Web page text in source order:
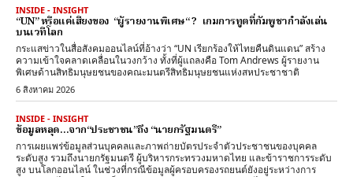
INSIDE - INSIGHT
“UN” หรือแค่เสียงของ “ผู้รายงานพิเศษ“ ? เกมการทูตที่กัมพูชากำลังเล่น
บนเวทีโลก
กระแสข่าวในสื่อสังคมออนไลน์ที่อ้างว่า “UN เรียกร้องให้ไทยคืนดินแดน” สร้าง
ความเข้าใจคลาดเคลื่อนในวงกว้าง ทั้งที่ผู้แถลงคือ Tom Andrews ผู้รายงาน
พิเศษด้านสิทธิมนุษยชนของคณะมนตรีสิทธิมนุษยชนแห่งสหประชาชาติ
6 สิงหาคม 2026
INSIDE - INSIGHT
ข้อมูลหลุด…จาก“ประชาชน”ถึง “นายกรัฐมนตรี”
การเผยแพร่ข้อมูลส่วนบุคคลและภาพถ่ายบัตรประจำตัวประชาชนของบุคคล
ระดับสูง รวมถึงนายกรัฐมนตรี ผู้บริหารกระทรวงมหาดไทย และข้าราชการระดับ
สูง บนโลกออนไลน์ ในช่วงที่กรณีข้อมูลผู้ครอบครองรถยนต์ยังอยู่ระหว่างการ